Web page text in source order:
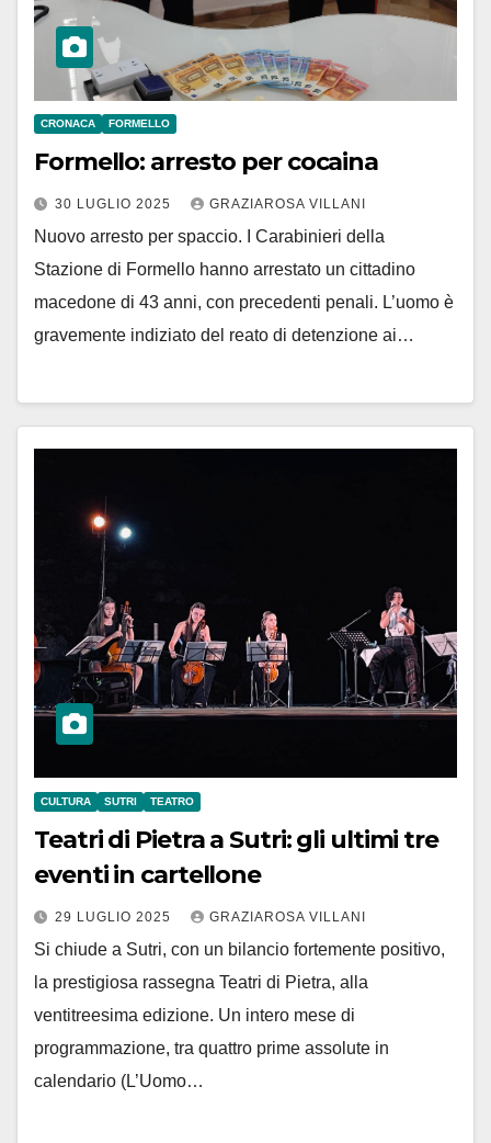
CRONACA FORMELLO
Formello: arresto per cocaina
30 LUGLIO 2025 GRAZIAROSA VILLANI
Nuovo arresto per spaccio. I Carabinieri della
Stazione di Formello hanno arrestato un cittadino
macedone di 43 anni, con precedenti penali. L’uomo è
gravemente indiziato del reato di detenzione ai…
CULTURA SUTRI TEATRO
Teatri di Pietra a Sutri: gli ultimi tre
eventi in cartellone
29 LUGLIO 2025 GRAZIAROSA VILLANI
Si chiude a Sutri, con un bilancio fortemente positivo,
la prestigiosa rassegna Teatri di Pietra, alla
ventitreesima edizione. Un intero mese di
programmazione, tra quattro prime assolute in
calendario (L’Uomo…